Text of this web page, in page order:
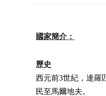
國家簡介：
歷史
西元前3世紀，達羅
民至馬爾地夫。